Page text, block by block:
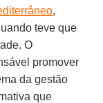
,
teve que
O
promover
da gestão
que